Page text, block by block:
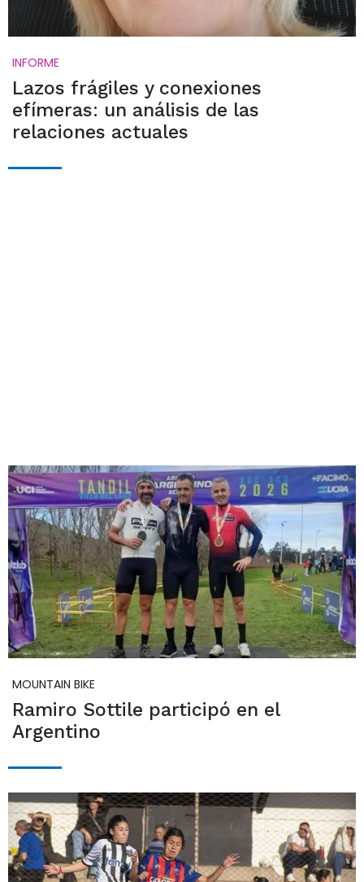
INFORME
Lazos frágiles y conexiones
efímeras: un análisis de las
relaciones actuales
MOUNTAIN BIKE
Ramiro Sottile participó en el
Argentino